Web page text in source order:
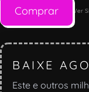
Comprar Ver
BAIXE
Este e outros